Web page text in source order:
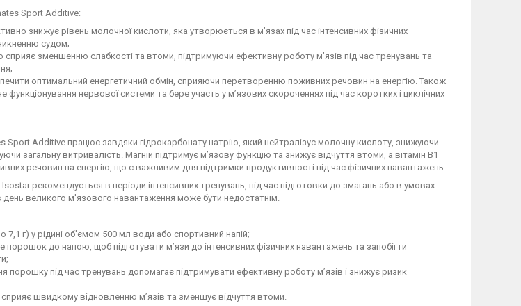
Sport Additive:
знижує рівень молочної кислоти, яка утворюється в м’язах під час інтенсивних фізичних
судом;
сприяє зменшенню слабкості та втоми, підтримуючи ефективну роботу м’язів під час тренувань та
оптимальний енергетичний обмін, сприяючи перетворенню поживних речовин на енергію. Також
функціонування нервової системи та бере участь у м’язових скороченнях під час коротких і циклічних
Additive працює завдяки гідрокарбонату натрію, який нейтралізує молочну кислоту, знижуючи
загальну витривалість. Магній підтримує м’язову функцію та знижує відчуття втоми, а вітамін В1
речовин на енергію, що є важливим для підтримки продуктивності під час фізичних навантажень.
рекомендується в періоди інтенсивних тренувань, під час підготовки до змагань або в умовах
великого м'язового навантаження може бути недостатнім.
7,1 г) у рідині об'ємом 500 мл води або спортивний напій;
до напою, щоб підготувати м’язи до інтенсивних фізичних навантажень та запобігти
порошку під час тренувань допомагає підтримувати ефективну роботу м’язів і знижує ризик
швидкому відновленню м’язів та зменшує відчуття втоми.